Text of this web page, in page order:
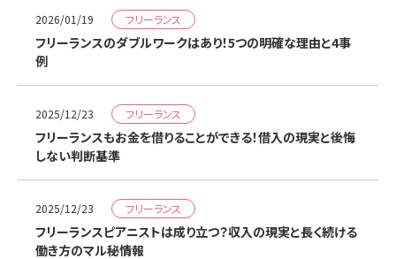
2026/01/19 フリーランス
フリーランスのダブルワークはあり！5つの明確な理由と4事
例
2025/12/23 フリーランス
フリーランスもお金を借りることができる！借入の現実と後悔
しない判断基準
2025/12/23 フリーランス
フリーランスピアニストは成り立つ？収入の現実と長く続ける
働き方のマル秘情報